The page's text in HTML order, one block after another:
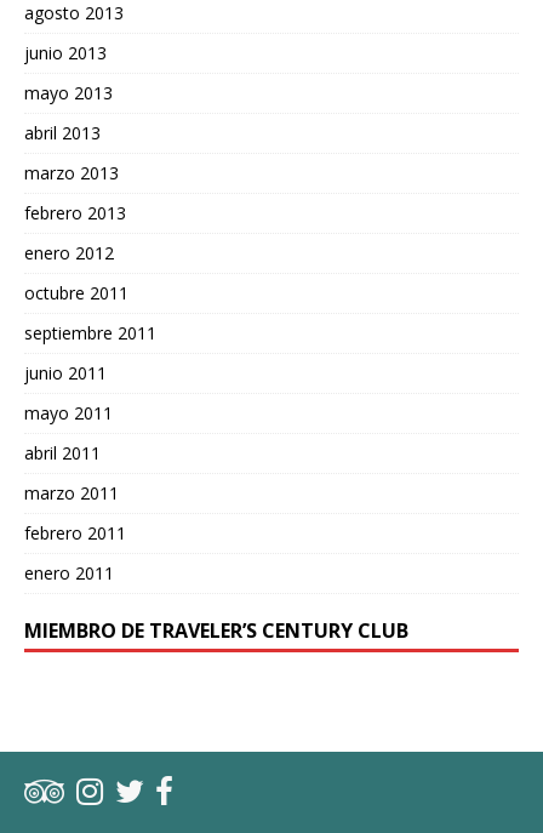
agosto 2013
junio 2013
mayo 2013
abril 2013
marzo 2013
febrero 2013
enero 2012
octubre 2011
septiembre 2011
junio 2011
mayo 2011
abril 2011
marzo 2011
febrero 2011
enero 2011
MIEMBRO DE TRAVELER’S CENTURY CLUB